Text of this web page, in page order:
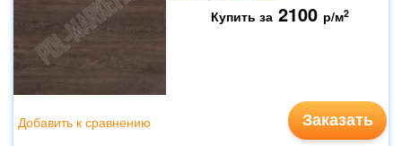
Купить за 2100 р/м2
Заказать
Добавить к сравнению